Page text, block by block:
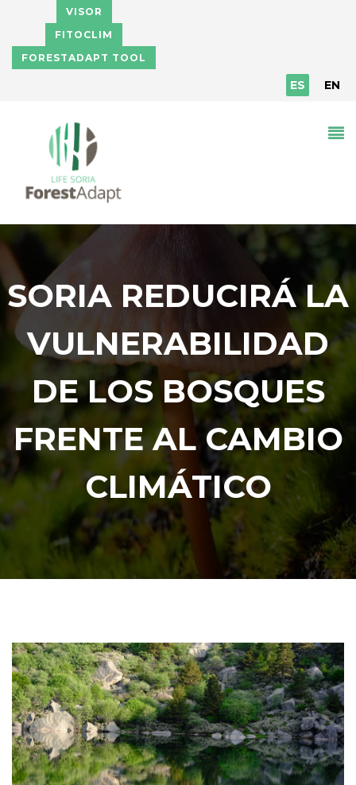
Pasar al contenido principal
VISOR
FITOCLIM
FORESTADAPT TOOL
ES EN
SORIA REDUCIRÁ LA
VULNERABILIDAD
DE LOS BOSQUES
FRENTE AL CAMBIO
CLIMÁTICO